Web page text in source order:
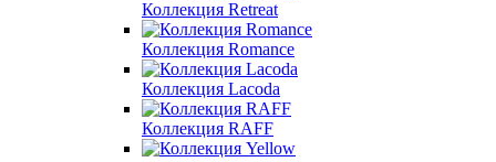
Коллекция Retreat
Коллекция Romance
Коллекция Lacoda
Коллекция RAFF